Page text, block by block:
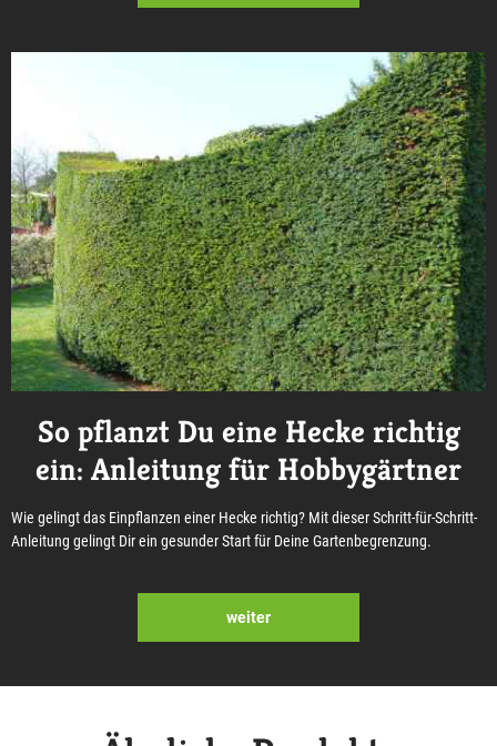
So pflanzt Du eine Hecke richtig
ein: Anleitung für Hobbygärtner
Wie gelingt das Einpflanzen einer Hecke richtig? Mit dieser Schritt-für-Schritt-
Anleitung gelingt Dir ein gesunder Start für Deine Gartenbegrenzung.
weiter